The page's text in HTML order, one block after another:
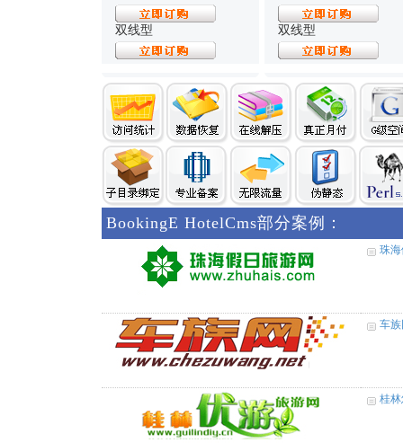
双线型 双线型
BookingE HotelCms部分案例：
珠
车
桂